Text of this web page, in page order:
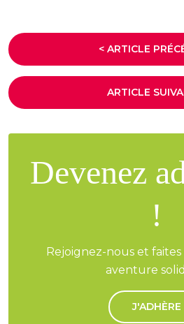
< ARTICLE
ARTICLE
Devenez
!
Rejoignez-nous et
aventure
J'ADHÈRE